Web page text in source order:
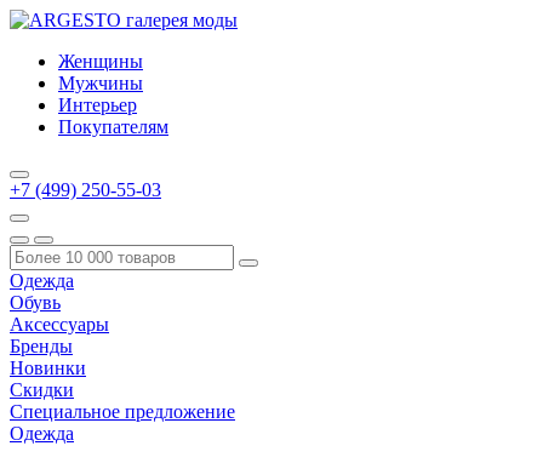
Женщины
Мужчины
Интерьер
Покупателям
+7 (499) 250-55-03
Одежда
Обувь
Аксессуары
Бренды
Новинки
Скидки
Специальное предложение
Одежда